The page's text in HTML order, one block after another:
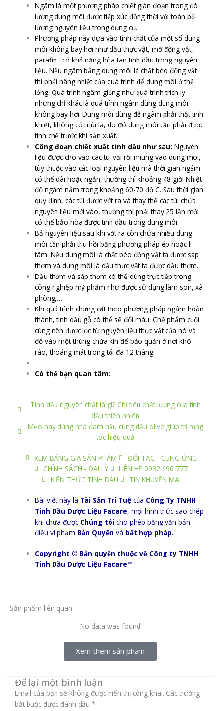
Ngâm là một phương pháp chiết gián đoạn trong đó
lượng dung môi được tiếp xúc đồng thời với toàn bộ
lượng nguyên liệu trong dụng cụ.
Phương pháp này dựa vào tính chất của một số dung
môi không bay hơi như dầu thực vật, mỡ động vật,
parafin…có khả năng hòa tan tinh dầu trong nguyên
liệu. Nếu ngâm bằng dung môi là chất béo động vật
thì phải nâng nhiệt của quá trình để dung môi ở thể
lỏng. Quá trình ngâm giống như quá trình trích ly
nhưng chỉ khác là quá trình ngâm dùng dung môi
không bay hơi. Dung môi dùng để ngâm phải thật tinh
khiết, không có mùi lạ, do đó dung môi cần phải được
tinh chế trước khi sản xuất.
Công đoạn chiết xuất tinh dầu như sau: Nguyên
liệu được cho vào các túi vải rồi nhúng vào dung môi,
tùy thuộc vào các loại nguyên liệu mà thời gian ngâm
có thể dài hoặc ngắn, thường thì khoảng 48 giờ. Nhiệt
độ ngâm nằm trong khoảng 60-70 độ C. Sau thời gian
quy định, các túi được vớt ra và thay thế các túi chứa
nguyên liệu mới vào, thường thì phải thay 25 lần mới
có thể bảo hòa được tinh dầu trong dung môi.
Bả nguyên liệu sau khi vớt ra còn chứa nhiều dung
môi cần phải thu hồi bằng phương pháp ép hoặc li
tâm. Nếu dung môi là chất béo động vật ta được sáp
thơm và dung môi là dầu thực vật ta được dầu thơm.
Dầu thơm và sáp thơm có thể dùng trực tiếp trong
công nghiệp mỹ phẩm như được sử dụng làm son, xà
phòng,…
Khi quá trình chưng cất theo phương pháp ngâm hoàn
thành, tinh dầu gỗ có thể sẽ đổi màu. Chế phẩm cuối
cùng nên được lọc từ nguyên liệu thực vật của nó và
đổ vào một thùng chứa kín để bảo quản ở nơi khô
ráo, thoáng mát trong tối đa 12 tháng.
Có thể bạn quan tâm:
Tinh dầu nguyên chất là gì? Chỉ tiêu chất lượng của tinh
dầu thiên nhiên
Mẹo hay dùng nha đam nấu cùng dầu olive giúp trị rụng
tóc hiệu quả
XEM BẢNG GIÁ SẢN PHẨM
ĐỐI TÁC - CUNG ỨNG
CHÍNH SÁCH - ĐẠI LÝ
LIÊN HỆ 0932 696 777
KIẾN THỨC TINH DẦU
TIN KHUYẾN MÃI
Bài viết này là Tài Sản Trí Tuệ của Công Ty TNHH
Tinh Dầu Dược Liệu Facare, mọi hình thức sao chép
khi chưa được Chúng tôi cho phép bằng văn bản
điều vi phạm Bản Quyền và bất hợp pháp.
Copyright © Bản quyền thuộc về Công ty TNHH
Tinh Dầu Dược Liệu Facare™
Sản phẩm liên quan
No data was found
Xem thêm sản phẩm
Để lại một bình luận
Email của bạn sẽ không được hiển thị công khai. Các trường
bắt buộc được đánh dấu *